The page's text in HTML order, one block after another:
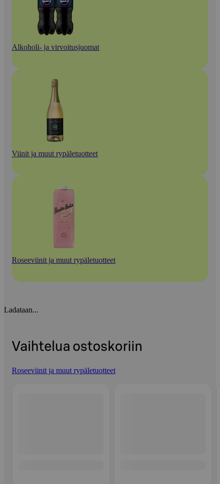
Alkoholi- ja virvoitusjuomat
Viinit ja muut rypäletuotteet
Roseeviinit ja muut rypäletuotteet
Ladataan...
Vaihtelua ostoskoriin
Roseeviinit ja muut rypäletuotteet